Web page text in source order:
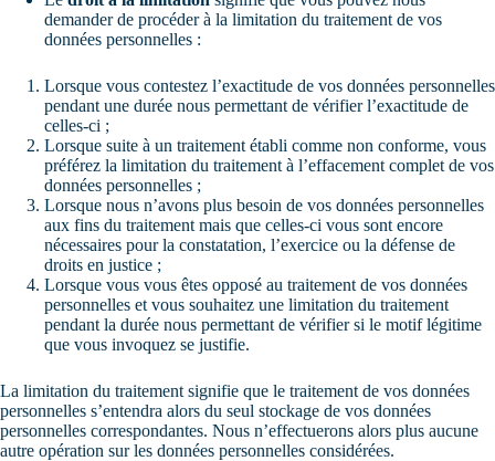
demander de procéder à la limitation du traitement de vos
données personnelles :
Lorsque vous contestez l’exactitude de vos données personnelles
pendant une durée nous permettant de vérifier l’exactitude de
celles-ci ;
Lorsque suite à un traitement établi comme non conforme, vous
préférez la limitation du traitement à l’effacement complet de vos
données personnelles ;
Lorsque nous n’avons plus besoin de vos données personnelles
aux fins du traitement mais que celles-ci vous sont encore
nécessaires pour la constatation, l’exercice ou la défense de
droits en justice ;
Lorsque vous vous êtes opposé au traitement de vos données
personnelles et vous souhaitez une limitation du traitement
pendant la durée nous permettant de vérifier si le motif légitime
que vous invoquez se justifie.
La limitation du traitement signifie que le traitement de vos données
personnelles s’entendra alors du seul stockage de vos données
personnelles correspondantes. Nous n’effectuerons alors plus aucune
autre opération sur les données personnelles considérées.